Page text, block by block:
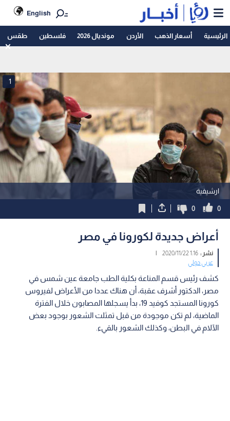
English
الرئيسية أسعار الذهب الأردن مونديال 2026 فلسطين طقس
ارشيفية
1
0
0
أعراض جديدة لكورونا في مصر
نشر :1:16 2020/11/22
|
عربي دولي
كشف رئيس قسم المناعة بكلية الطب جامعة عين شمس في
مصر، الدكتور أشرف عقبة، أن هناك عددا من الأعراض لفيروس
كورونا المستجد كوفيد 19، بدأ يسجلها المصابون خلال الفترة
الماضية، لم تكن موجودة من قبل تمثلت الشعور بوجود بعض
الآلام في البطن، وكذلك الشعور بالقيء.